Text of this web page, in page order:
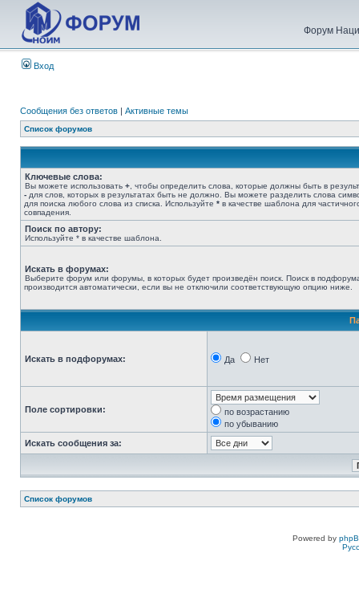
Форум
Вход
Сообщения без ответов | Активные темы
Список форумов
Ключевые слова:
Вы можете использовать + , чтобы определить слова, которые должны быть в
- для слов, которых в результатах быть не должно. Вы можете разделить слова
для поиска любого слова из списка. Используйте * в качестве шаблона для
совпадения.
Поиск по автору:
Используйте * в качестве шаблона.
Искать в форумах:
Выберите форум или форумы, в которых будет произведён поиск. Поиск в
производится автоматически, если вы не отключили соответствующую опцию ниже.
Искать в подфорумах: Да Нет
Поле сортировки:
по возрастанию
по убыванию
Искать сообщения за:
Список форумов
Powered by